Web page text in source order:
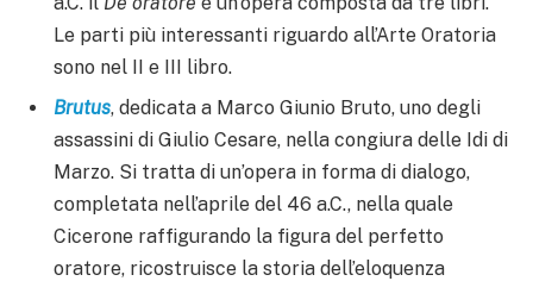
Le parti più interessanti riguardo all’Arte Oratoria
sono nel II e III libro.
Brutus, dedicata a Marco Giunio Bruto, uno degli
assassini di Giulio Cesare, nella congiura delle Idi di
Marzo. Si tratta di un’opera in forma di dialogo,
completata nell’aprile del 46 a.C., nella quale
Cicerone raffigurando la figura del perfetto
oratore, ricostruisce la storia dell’eloquenza